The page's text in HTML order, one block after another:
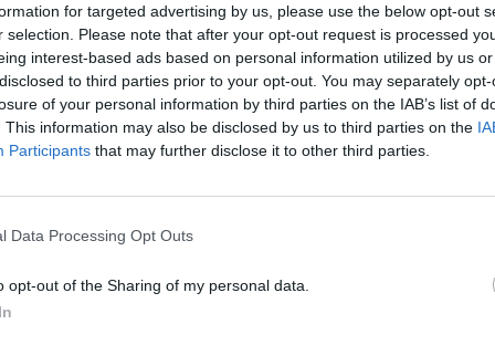
for targeted advertising by us, please use the below opt-out
selection. Please note that after your opt-out request is processed
interest-based ads based on personal information utilized by us
to third parties prior to your opt-out. You may separately
of your personal information by third parties on the IAB’s list of
This information may also be disclosed by us to third parties on the
Participants that may further disclose it to other third parties.
Data Processing Opt Outs
opt-out of the Sharing of my personal data.
αποκτά ένα πρωτοποριακό ψηφιακό εργαλείο
και πιο δροσερές
πάρκου Faria Αίολος Λάρυμνα
σε 12